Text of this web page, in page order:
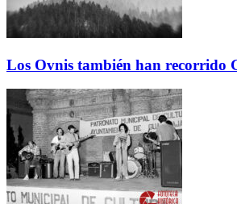
Los Ovnis también han recorrido